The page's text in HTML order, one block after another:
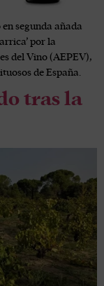
segunda añada
por la
del Vino (AEPEV),
de España.
tras la